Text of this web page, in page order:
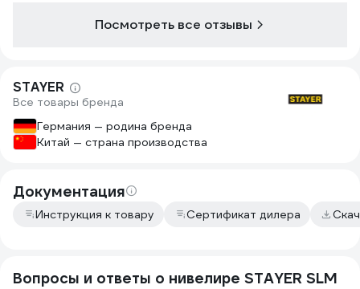
Посмотреть все отзывы
STAYER
Все товары бренда
Германия — родина бренда
Китай — страна производства
Документация
Инструкция к товару Сертификат дилера
Вопросы и ответы о нивелире STAYER SLM